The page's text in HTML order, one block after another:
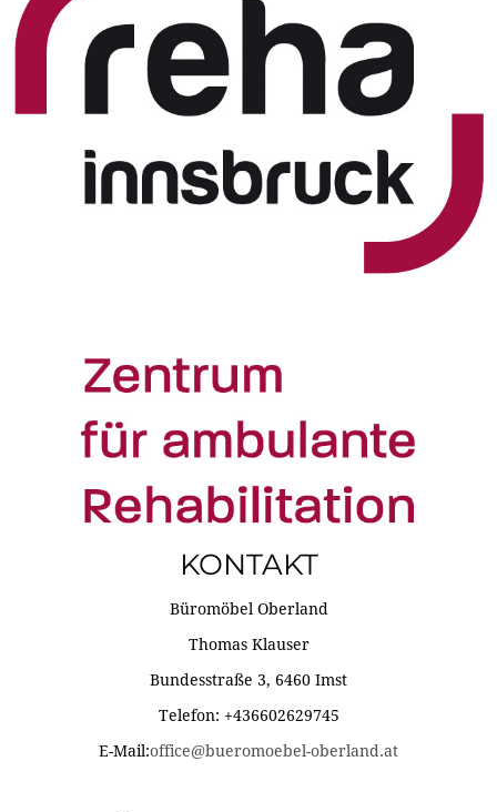
KONTAKT
Büromöbel Oberland
Thomas Klauser
Bundesstraße 3, 6460 Imst
Telefon: +436602629745
E-Mail:office@bueromoebel-oberland.at